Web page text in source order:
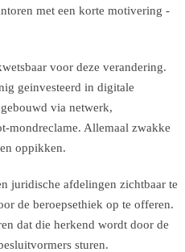
met een korte motivering -
voor deze verandering.
geinvesteerd in digitale
via netwerk,
mondreclame. Allemaal zwakke
oppikken.
juridische afdelingen zichtbaar te
de beroepsethiek op te offeren.
dat die herkend wordt door de
sturen.